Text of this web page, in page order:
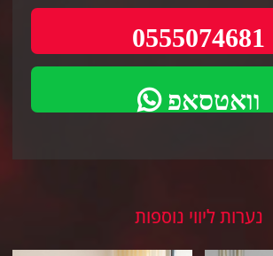
0555074681
וואטסאפ
נערות ליווי נוספות